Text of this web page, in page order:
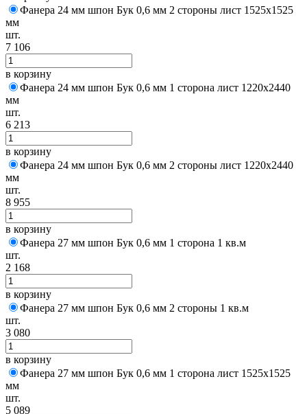
Фанера 24 мм шпон Бук 0,6 мм 2 стороны лист 1525х1525
мм
шт.
7 106
в корзину
Фанера 24 мм шпон Бук 0,6 мм 1 сторона лист 1220х2440
мм
шт.
6 213
в корзину
Фанера 24 мм шпон Бук 0,6 мм 2 стороны лист 1220х2440
мм
шт.
8 955
в корзину
Фанера 27 мм шпон Бук 0,6 мм 1 сторона 1 кв.м
шт.
2 168
в корзину
Фанера 27 мм шпон Бук 0,6 мм 2 стороны 1 кв.м
шт.
3 080
в корзину
Фанера 27 мм шпон Бук 0,6 мм 1 сторона лист 1525х1525
мм
шт.
5 089